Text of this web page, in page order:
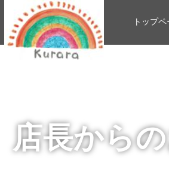
トップペ
店長から